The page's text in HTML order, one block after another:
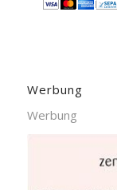
Werbung
Werbung